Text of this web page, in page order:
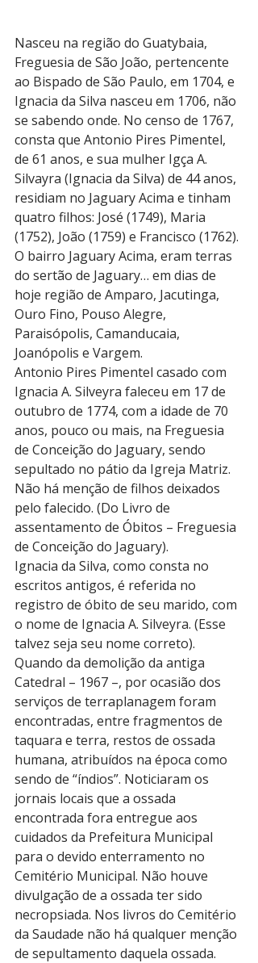
Nasceu na região do Guatybaia,
Freguesia de São João, pertencente
ao Bispado de São Paulo, em 1704, e
Ignacia da Silva nasceu em 1706, não
se sabendo onde. No censo de 1767,
consta que Antonio Pires Pimentel,
de 61 anos, e sua mulher Igça A.
Silvayra (Ignacia da Silva) de 44 anos,
residiam no Jaguary Acima e tinham
quatro filhos: José (1749), Maria
(1752), João (1759) e Francisco (1762).
O bairro Jaguary Acima, eram terras
do sertão de Jaguary… em dias de
hoje região de Amparo, Jacutinga,
Ouro Fino, Pouso Alegre,
Paraisópolis, Camanducaia,
Joanópolis e Vargem.
Antonio Pires Pimentel casado com
Ignacia A. Silveyra faleceu em 17 de
outubro de 1774, com a idade de 70
anos, pouco ou mais, na Freguesia
de Conceição do Jaguary, sendo
sepultado no pátio da Igreja Matriz.
Não há menção de filhos deixados
pelo falecido. (Do Livro de
assentamento de Óbitos – Freguesia
de Conceição do Jaguary).
Ignacia da Silva, como consta no
escritos antigos, é referida no
registro de óbito de seu marido, com
o nome de Ignacia A. Silveyra. (Esse
talvez seja seu nome correto).
Quando da demolição da antiga
Catedral – 1967 –, por ocasião dos
serviços de terraplanagem foram
encontradas, entre fragmentos de
taquara e terra, restos de ossada
humana, atribuídos na época como
sendo de “índios”. Noticiaram os
jornais locais que a ossada
encontrada fora entregue aos
cuidados da Prefeitura Municipal
para o devido enterramento no
Cemitério Municipal. Não houve
divulgação de a ossada ter sido
necropsiada. Nos livros do Cemitério
da Saudade não há qualquer menção
de sepultamento daquela ossada.